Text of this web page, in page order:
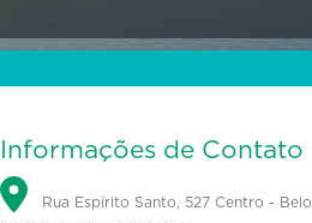
Informações de Contato
Rua Espírito Santo, 527 Centro - Belo